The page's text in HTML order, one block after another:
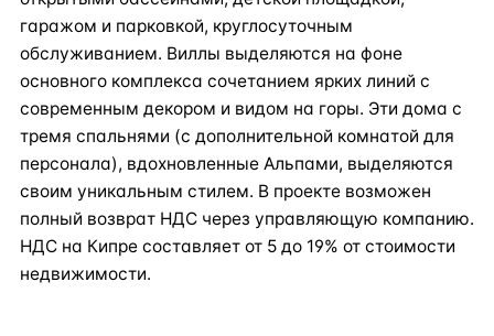
гаражом и парковкой, круглосуточным
обслуживанием. Виллы выделяются на фоне
основного комплекса сочетанием ярких линий с
современным декором и видом на горы. Эти дома с
тремя спальнями (с дополнительной комнатой для
персонала), вдохновленные Альпами, выделяются
своим уникальным стилем. В проекте возможен
полный возврат НДС через управляющую компанию.
НДС на Кипре составляет от 5 до 19% от стоимости
недвижимости.